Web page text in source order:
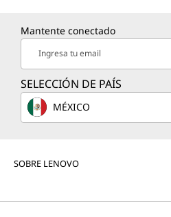
Mantente conectado
Ingresa tu email
SELECCIÓN DE PAÍS
MÉXICO
SOBRE LENOVO